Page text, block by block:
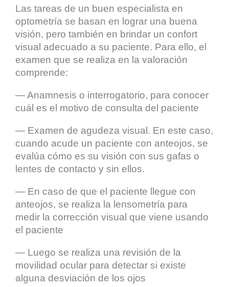
Las tareas de un buen especialista en
optometría se basan en lograr una buena
visión, pero también en brindar un confort
visual adecuado a su paciente. Para ello, el
examen que se realiza en la valoración
comprende:
— Anamnesis o interrogatorio, para conocer
cuál es el motivo de consulta del paciente
— Examen de agudeza visual. En este caso,
cuando acude un paciente con anteojos, se
evalúa cómo es su visión con sus gafas o
lentes de contacto y sin ellos.
— En caso de que el paciente llegue con
anteojos, se realiza la lensometría para
medir la corrección visual que viene usando
el paciente
— Luego se realiza una revisión de la
movilidad ocular para detectar si existe
alguna desviación de los ojos